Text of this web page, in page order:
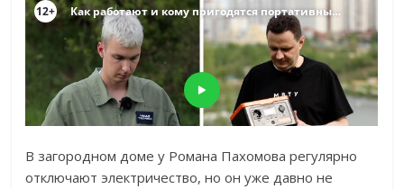
В загородном доме у Романа Пахомова регулярно
отключают электричество, но он уже давно не